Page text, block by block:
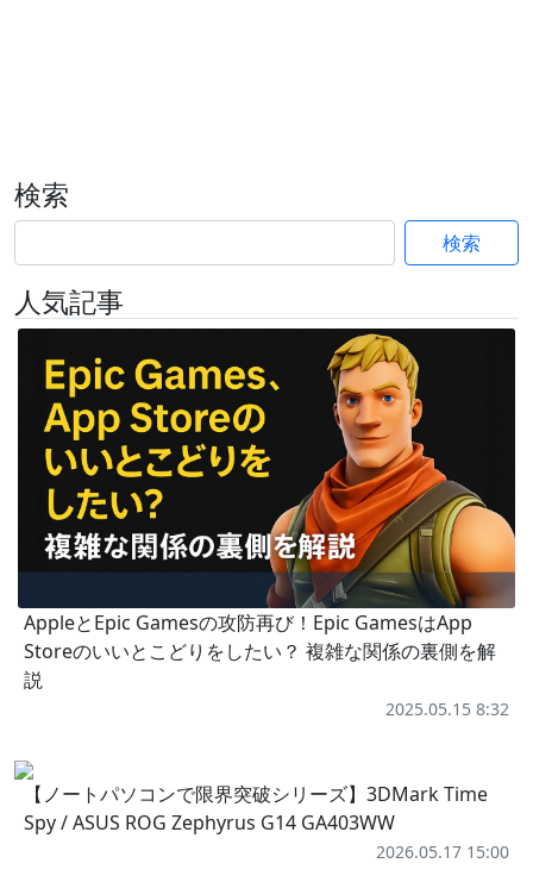
検索
検索
人気記事
AppleとEpic Gamesの攻防再び！Epic GamesはApp
Storeのいいとこどりをしたい？ 複雑な関係の裏側を解
説
2025.05.15 8:32
【ノートパソコンで限界突破シリーズ】3DMark Time
Spy / ASUS ROG Zephyrus G14 GA403WW
2026.05.17 15:00